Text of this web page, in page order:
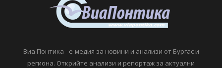
Виа Понтика - е-медия за новини и анализи от Бургас и
региона. Открийте анализи и репортаж за актуални